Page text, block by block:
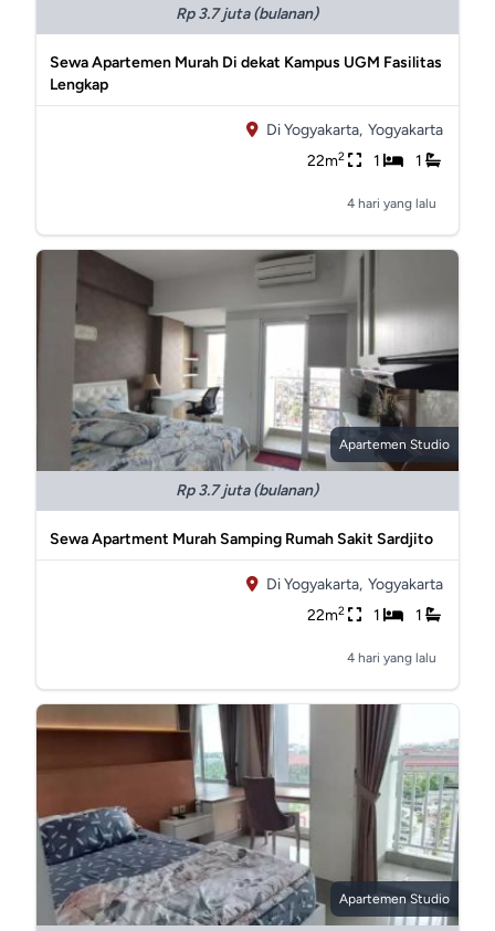
Rp 3.7 juta (bulanan)
Sewa Apartemen Murah Di dekat Kampus UGM Fasilitas
Lengkap
Di Yogyakarta, Yogyakarta
22m2 1 1
4 hari yang lalu
Apartemen Studio
Rp 3.7 juta (bulanan)
Sewa Apartment Murah Samping Rumah Sakit Sardjito
Di Yogyakarta, Yogyakarta
22m2 1 1
4 hari yang lalu
Apartemen Studio